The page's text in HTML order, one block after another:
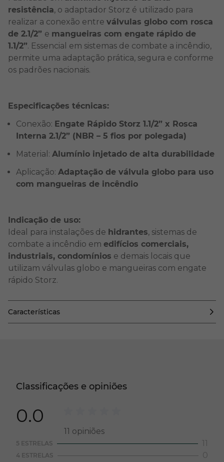
resistência, o adaptador Storz é utilizado para
realizar a conexão entre válvulas globo com rosca
de 2.1/2” e mangueiras com engate rápido de
1.1/2”. Essencial em sistemas de combate a incêndio,
permite uma adaptação prática, segura e conforme
os padrões nacionais.
Especificações técnicas:
Conexão: Engate Rápido Storz 1.1/2” x Rosca
Interna 2.1/2” (NBR – 5 fios por polegada)
Material: Alumínio injetado de alta durabilidade
Aplicação: Adaptação de válvula globo para uso
com mangueiras de incêndio
Indicação de uso:
Ideal para instalações de hidrantes, sistemas de
combate a incêndio em edifícios comerciais,
industriais, condomínios e demais locais que
utilizam válvulas globo e mangueiras com engate
rápido Storz.
Características
Classificações e opiniões
0.0
11 opiniões
5 ESTRELAS 11
4 ESTRELAS 0